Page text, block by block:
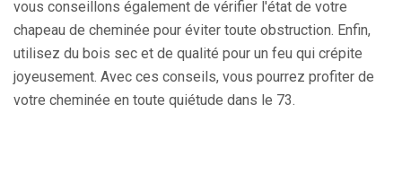
vous conseillons également de vérifier l'état de votre
chapeau de cheminée pour éviter toute obstruction. Enfin,
utilisez du bois sec et de qualité pour un feu qui crépite
joyeusement. Avec ces conseils, vous pourrez profiter de
votre cheminée en toute quiétude dans le 73.